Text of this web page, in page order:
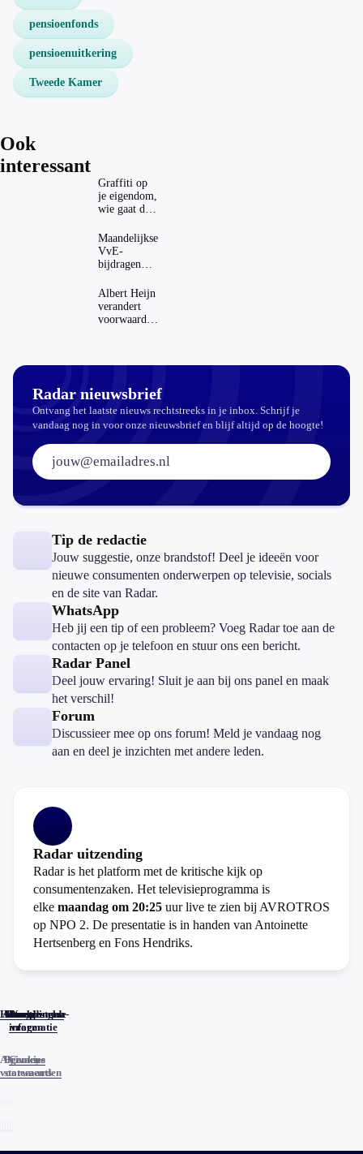
pensioenfonds
pensioenuitkering
Tweede Kamer
Ook
interessant
Graffiti op
je eigendom,
wie gaat dat
Maandelijkse
VvE-
bijdragen
dat invloed
op je
hypotheek?
Albert Heijn
verandert
voorwaarden
Radar nieuwsbrief
Ontvang het laatste nieuws rechtstreeks in je inbox. Schrijf je
vandaag nog in voor onze nieuwsbrief en blijf altijd op de hoogte!
E-mailadres:
Tip de redactie
Jouw suggestie, onze brandstof! Deel je ideeën voor
nieuwe consumenten onderwerpen op televisie, socials
en de site van Radar.
WhatsApp
Heb jij een tip of een probleem? Voeg Radar toe aan de
contacten op je telefoon en stuur ons een bericht.
Radar Panel
Deel jouw ervaring! Sluit je aan bij ons panel en maak
het verschil!
Forum
Discussieer mee op ons forum! Meld je vandaag nog
aan en deel je inzichten met andere leden.
Radar uitzending
Radar is het platform met de kritische kijk op
consumentenzaken. Het televisieprogramma is
elke maandag om 20:25 uur live te zien bij AVROTROS
op NPO 2. De presentatie is in handen van Antoinette
Hertsenberg en Fons Hendriks.
Home
Actueel
Uitzendingen
Reacties
Programma-
informatie
Veelgestelde
vragen
Algemene
voorwaarden
Privacy
statements
Cookies